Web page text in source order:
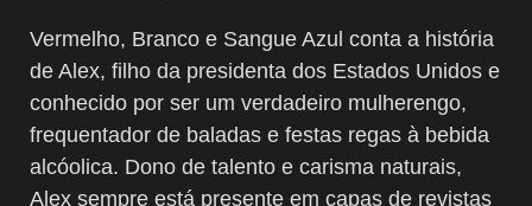
Vermelho, Branco e Sangue Azul conta a história
de Alex, filho da presidenta dos Estados Unidos e
conhecido por ser um verdadeiro mulherengo,
frequentador de baladas e festas regas à bebida
alcóolica. Dono de talento e carisma naturais,
Alex sempre está presente em capas de revistas